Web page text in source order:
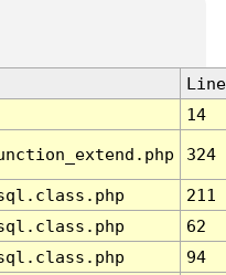
Line
14
324
211
62
94